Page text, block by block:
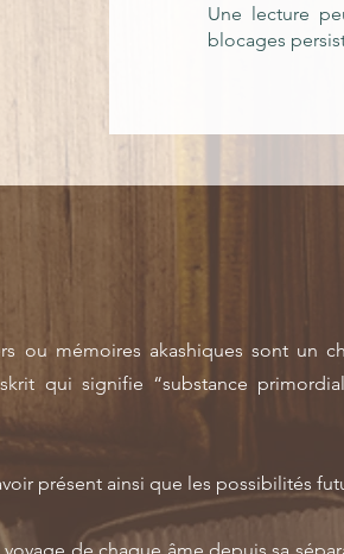
Une lecture
blocages
ou mémoires akashiques sont un
qui signifie “substance
présent ainsi que les possibilités